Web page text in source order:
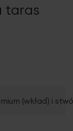
taras
(wkład) i